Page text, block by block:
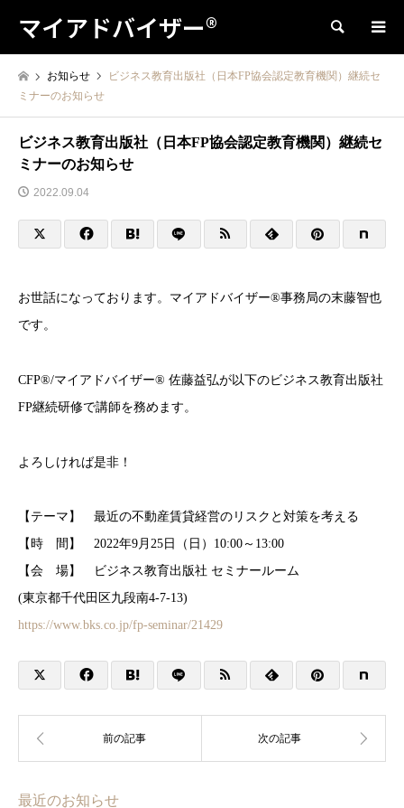
マイアドバイザー® 検索
お知らせ
ビジネス教育出版社（日本FP協会認定教育機関）継続セ
ミナーのお知らせ
ビジネス教育出版社（日本FP協会認定教育機関）継続セ
ミナーのお知らせ
2022.09.04
お世話になっております。マイアドバイザー®事務局の末藤智也
です。
CFP®︎/マイアドバイザー® 佐藤益弘が以下のビジネス教育出版社
FP継続研修で講師を務めます。
よろしければ是非！
【テーマ】 最近の不動産賃貸経営のリスクと対策を考える
【時 間】 2022年9月25日（日）10:00～13:00
【会 場】 ビジネス教育出版社 セミナールーム
(東京都千代田区九段南4-7-13)
https://www.bks.co.jp/fp-seminar/21429
最近のお知らせ